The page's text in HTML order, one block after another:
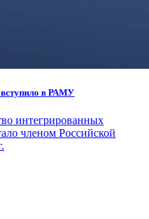
вступило в РАМУ
интегрированных
членом Российской